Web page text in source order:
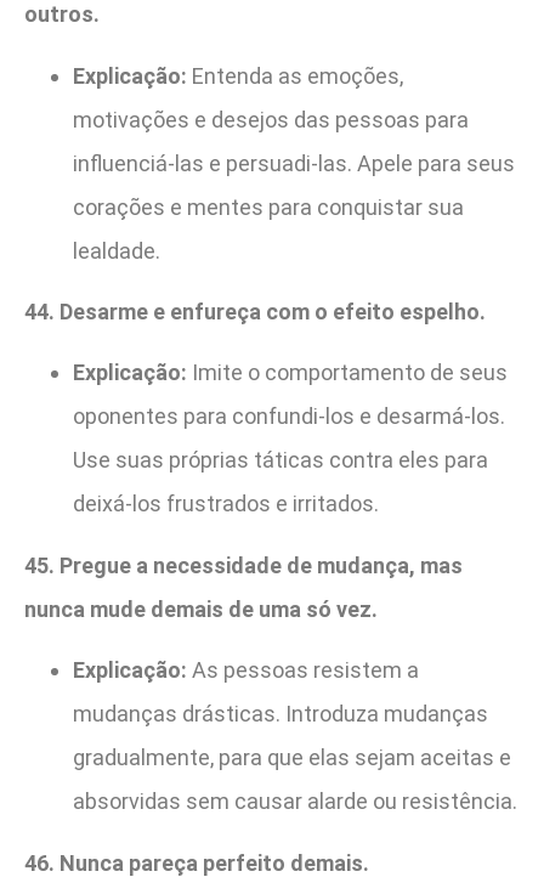
outros.
Explicação: Entenda as emoções,
motivações e desejos das pessoas para
influenciá-las e persuadi-las. Apele para seus
corações e mentes para conquistar sua
lealdade.
44. Desarme e enfureça com o efeito espelho.
Explicação: Imite o comportamento de seus
oponentes para confundi-los e desarmá-los.
Use suas próprias táticas contra eles para
deixá-los frustrados e irritados.
45. Pregue a necessidade de mudança, mas
nunca mude demais de uma só vez.
Explicação: As pessoas resistem a
mudanças drásticas. Introduza mudanças
gradualmente, para que elas sejam aceitas e
absorvidas sem causar alarde ou resistência.
46. Nunca pareça perfeito demais.